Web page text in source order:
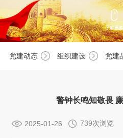
党建动态 组织建设 党建
警钟长鸣知敬畏
2025-01-26 739次浏览